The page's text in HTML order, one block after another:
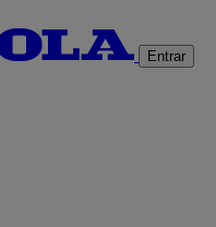
Entrar